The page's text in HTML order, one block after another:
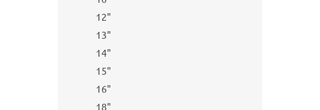
12"
13"
14"
15"
16"
18"